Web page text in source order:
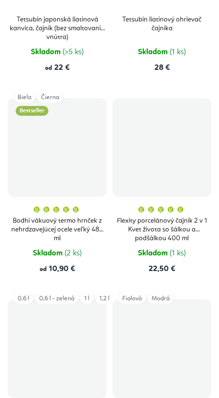
Tetsubin japonská liatinová
kanvica, čajník (bez smaltovania
vnútra)
Skladom (>5 ks)
od 22 €
Tetsubin liatinový ohrievač
čajníka
Skladom (1 ks)
28 €
Bestseller
Bodhi vákuový termo hrnček z
nehrdzavejúcej ocele veľký 480
ml
produktu
je
5,0
hviezdičiek.
Skladom (2 ks)
od 10,90 €
Biela Čierna
Flexity porcelánový čajník 2 v 1
Kvet života so šálkou a
podšálkou 400 ml
produktu
je
5,0
z
5
Skladom (1 ks)
22,50 €
0,6 l 0,6 l - zelená 1 l 1,2 l Fialová Modrá